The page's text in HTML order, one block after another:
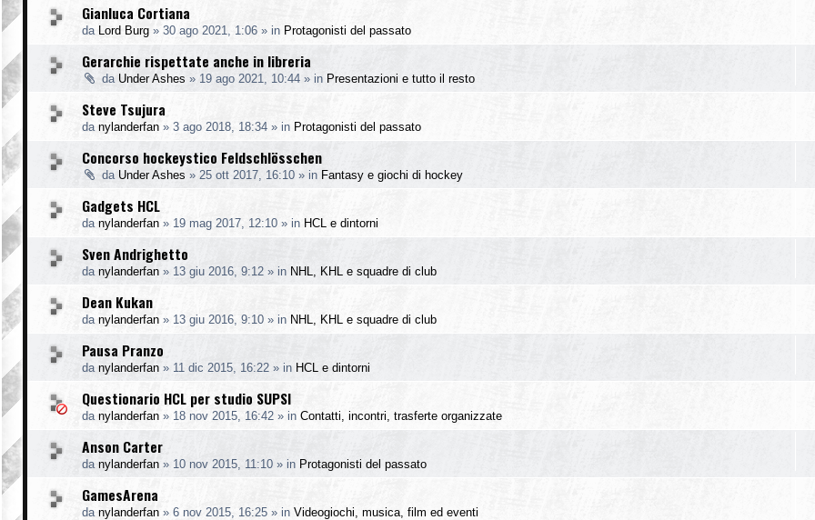
Gianluca Cortiana
da Lord Burg » 30 ago 2021, 1:06 » in Protagonisti del passato
Gerarchie rispettate anche in libreria
da Under Ashes » 19 ago 2021, 10:44 » in Presentazioni e tutto il resto
Steve Tsujura
da nylanderfan » 3 ago 2018, 18:34 » in Protagonisti del passato
Concorso hockeystico Feldschlösschen
da Under Ashes » 25 ott 2017, 16:10 » in Fantasy e giochi di hockey
Gadgets HCL
da nylanderfan » 19 mag 2017, 12:10 » in HCL e dintorni
Sven Andrighetto
da nylanderfan » 13 giu 2016, 9:12 » in NHL, KHL e squadre di club
Dean Kukan
da nylanderfan » 13 giu 2016, 9:10 » in NHL, KHL e squadre di club
Pausa Pranzo
da nylanderfan » 11 dic 2015, 16:22 » in HCL e dintorni
Questionario HCL per studio SUPSI
da nylanderfan » 18 nov 2015, 16:42 » in Contatti, incontri, trasferte organizzate
Anson Carter
da nylanderfan » 10 nov 2015, 11:10 » in Protagonisti del passato
GamesArena
da nylanderfan » 6 nov 2015, 16:25 » in Videogiochi, musica, film ed eventi